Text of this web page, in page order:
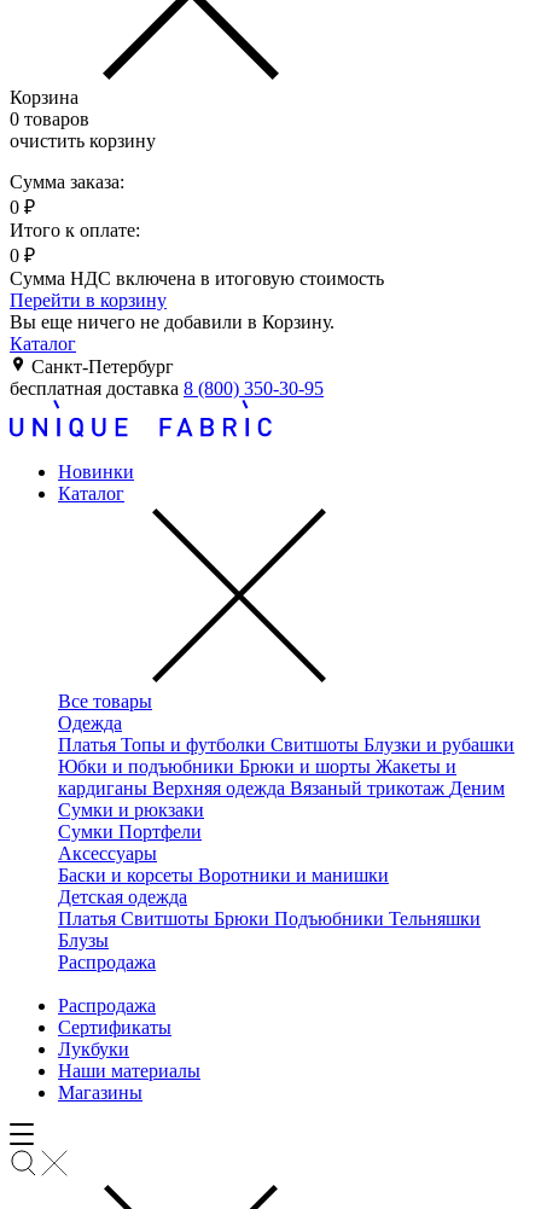
Корзина
0 товаров
очистить корзину
Сумма заказа:
0 ₽
Итого к оплате:
0 ₽
Сумма НДС включена в итоговую стоимость
Перейти в корзину
Вы еще ничего не добавили в Корзину.
Каталог
Санкт-Петербург
бесплатная доставка 8 (800) 350-30-95
Новинки
Каталог
Все товары
Одежда
Платья Топы и футболки Свитшоты Блузки и рубашки
Юбки и подъюбники Брюки и шорты Жакеты и
кардиганы Верхняя одежда Вязаный трикотаж Деним
Сумки и рюкзаки
Сумки Портфели
Аксессуары
Баски и корсеты Воротники и манишки
Детская одежда
Платья Свитшоты Брюки Подъюбники Тельняшки
Блузы
Распродажа
Распродажа
Сертификаты
Лукбуки
Наши материалы
Магазины